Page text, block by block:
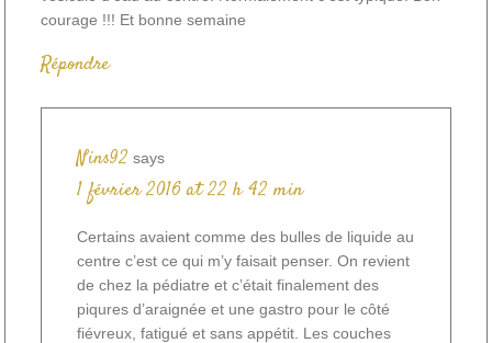
courage !!! Et bonne semaine
Répondre
Nins92 says
1 février 2016 at 22 h 42 min
Certains avaient comme des bulles de liquide au
centre c’est ce qui m’y faisait penser. On revient
de chez la pédiatre et c’était finalement des
piqures d’araignée et une gastro pour le côté
fiévreux, fatigué et sans appétit. Les couches